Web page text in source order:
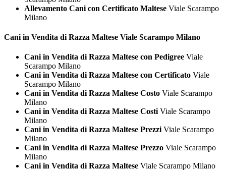
Allevamento Cani con Certificato Maltese Viale Scarampo
Milano
Cani in Vendita di Razza Maltese Viale Scarampo Milano
Cani in Vendita di Razza Maltese con Pedigree Viale
Scarampo Milano
Cani in Vendita di Razza Maltese con Certificato Viale
Scarampo Milano
Cani in Vendita di Razza Maltese Costo Viale Scarampo
Milano
Cani in Vendita di Razza Maltese CostiViale Scarampo
Milano
Cani in Vendita di Razza Maltese PrezziViale Scarampo
Milano
Cani in Vendita di Razza Maltese Prezzo Viale Scarampo
Milano
Cani in Vendita di Razza Maltese Viale Scarampo Milano